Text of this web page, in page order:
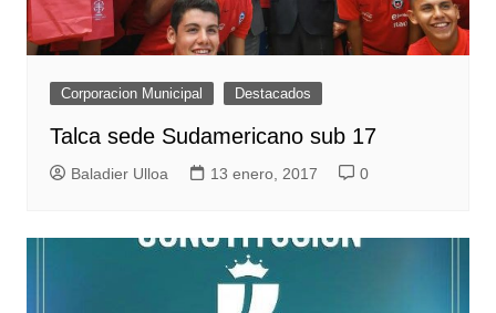
Corporacion Municipal Destacados
Talca sede Sudamericano sub 17
Baladier Ulloa 13 enero, 2017 0